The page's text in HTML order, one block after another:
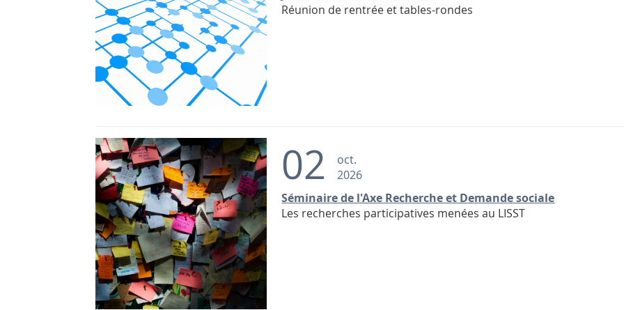
Réunion de rentrée et tables-rondes
02
oct.
2026
Séminaire de l'Axe Recherche et Demande sociale
Les recherches participatives menées au LISST